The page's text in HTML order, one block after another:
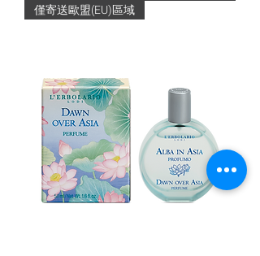
僅寄送歐盟(EU)區域